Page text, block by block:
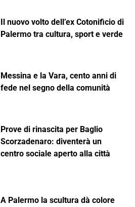
Il nuovo volto dell’ex Cotonificio di
Palermo tra cultura, sport e verde
Messina e la Vara, cento anni di
fede nel segno della comunità
Prove di rinascita per Baglio
Scorzadenaro: diventerà un
centro sociale aperto alla città
A Palermo la scultura dà colore